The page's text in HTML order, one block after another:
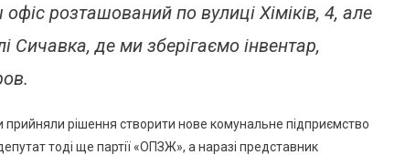
розташований по вулиці Хіміків, 4, але
де ми зберігаємо інвентар,
прийняли рішення створити нове комунальне підприємство
тоді ще партії «ОПЗЖ», а наразі представник